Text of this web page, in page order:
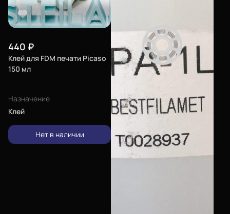
440 ₽
Клей для FDM печати Picaso
150 мл
Назначение
Клей
Нет в наличии
Еще
Сертификаты
Система скидок